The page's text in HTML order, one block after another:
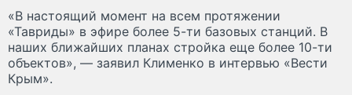
«В настоящий момент на всем протяжении
«Тавриды» в эфире более 5-ти базовых станций. В
наших ближайших планах стройка еще более 10-ти
объектов», — заявил Клименко в интервью «Вести
Крым».